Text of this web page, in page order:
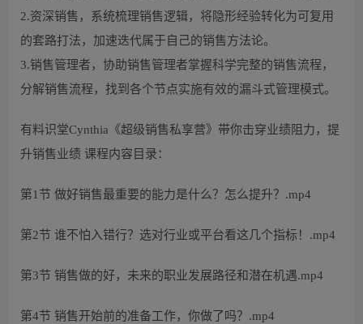
2.资深销售，系统梳理销售逻辑，将隐形经验转化为可复用
的套路打法，加速迭代属于自己的销售方法论。
3.销售管理者，协助销售管理者掌握科学完整的销售流程，
分解销售流程，找到各个节点实施有效的漏斗式管理模式。
有料识堂Cynthia《超级销售私享营》带你击穿业绩阻力，提
升销售业绩 课程内容目录：
第1节 做好销售最重要的能力是什么？怎么提升？.mp4
第2节 谁不怕入错行？选对行业或平台看这几个指标！.mp4
第3节 销售做的好，未来的职业发展路径和潜在机遇.mp4
第4节 销售开始前的准备工作，你做了吗？.mp4